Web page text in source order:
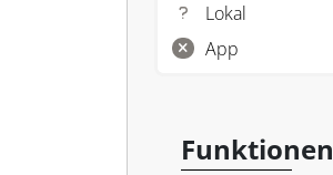
Lokal
App
Funktionen